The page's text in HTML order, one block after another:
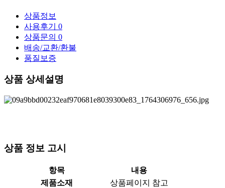
상품정보
사용후기 0
상품문의 0
배송/교환/환불
품질보증
상품 상세설명
상품 정보 고시
항목
내용
제품소재
상품페이지 참고